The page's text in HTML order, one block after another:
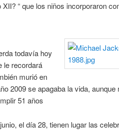
“ que los niños incorporaron
todavía hoy
le recordará
murió en
2009 se apagaba la vida, aunque
51 años
el día 28, tienen lugar las